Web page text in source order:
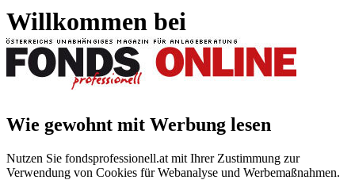
Willkommen bei
Wie gewohnt mit Werbung lesen
Nutzen Sie fondsprofessionell.at mit Ihrer Zustimmung zur
Verwendung von Cookies für Webanalyse und Werbemaßnahmen.